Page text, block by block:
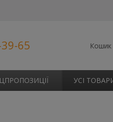
65 Кошик
УСІ